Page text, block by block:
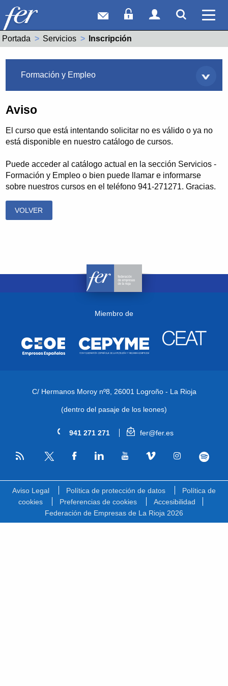
Correo webAcceso Socios
Acceso
Portada Servicios Actual:
Inscripción
Formación y Empleo
Aviso
El curso que está intentando solicitar no es válido o ya no
está disponible en nuestro catálogo de cursos.
Puede acceder al catálogo actual en la sección Servicios -
Formación y Empleo o bien puede llamar e informarse
sobre nuestros cursos en el teléfono 941-271271. Gracias.
VOLVER
Miembro de
C/ Hermanos Moroy nº8, 26001 Logroño - La Rioja
(dentro del pasaje de los leones)
941 271 271 fer@fer.es
RSS
Aviso Legal Política de protección de datos
Política de
cookies
Preferencias de cookies
Accesibilidad
Federación de Empresas de La Rioja 2026